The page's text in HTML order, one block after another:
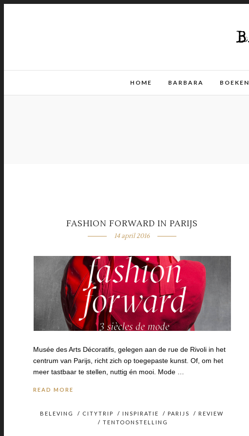
HOME BARBARA BOEKEN
FASHION FORWARD IN PARIJS
14 april 2016
Musée des Arts Décoratifs, gelegen aan de rue de Rivoli in het
centrum van Parijs, richt zich op toegepaste kunst. Of, om het
meer tastbaar te stellen, nuttig én mooi. Mode …
READ MORE
BELEVING / CITYTRIP / INSPIRATIE / PARIJS / REVIEW
/ TENTOONSTELLING